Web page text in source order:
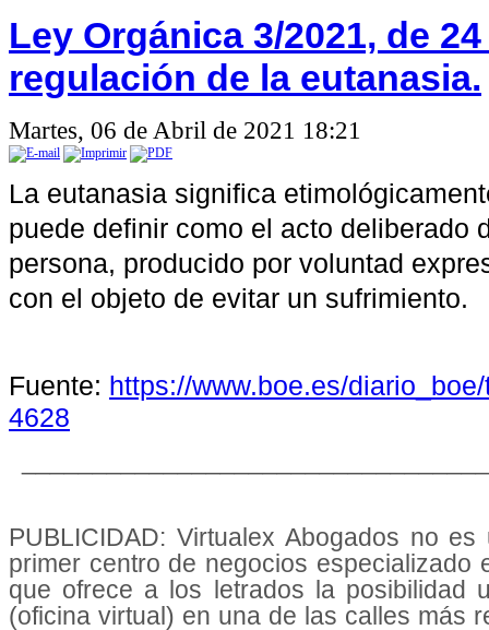
Ley Orgánica 3/2021, de
regulación de la eutanasia.
Martes, 06 de Abril de 2021 18:21
La eutanasia significa
puede definir como el acto deliberado
persona, producido por voluntad
con el objeto de evitar un sufrimiento.
Fuente: https://www.boe.es/
4628
PUBLICIDAD: Virtualex Abogados no
primer centro de negocios especializado
que ofrece a los letrados la posibilidad
(oficina virtual) en una de las calles más